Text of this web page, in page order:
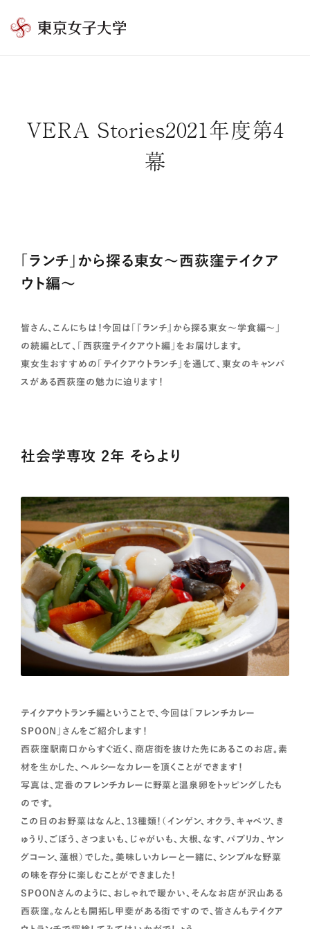
東
学
VERA Stories2021年度第4
幕
「ランチ」から探る東女～西荻窪テイクア
ウト編～
皆さん、こんにちは！今回は「『ランチ』から探る東女～学食編～」
の続編として、「西荻窪テイクアウト編」をお届けします。
東女生おすすめの「テイクアウトランチ」を通して、東女のキャンパ
スがある西荻窪の魅力に迫ります！
社会学専攻 2年 そらより
テイクアウトランチ編ということで、今回は「フレンチカレー
SPOON」さんをご紹介します！
西荻窪駅南口からすぐ近く、商店街を抜けた先にあるこのお店。素
材を生かした、ヘルシーなカレーを頂くことができます！
写真は、定番のフレンチカレーに野菜と温泉卵をトッピングしたも
のです。
この日のお野菜はなんと、13種類！（インゲン、オクラ、キャベツ、き
ゅうり、ごぼう、さつまいも、じゃがいも、大根、なす、パプリカ、ヤン
グコーン、蓮根）でした。美味しいカレーと一緒に、シンプルな野菜
の味を存分に楽しむことができました！
SPOONさんのように、おしゃれで暖かい、そんなお店が沢山ある
西荻窪。なんとも開拓し甲斐がある街ですので、皆さんもテイクア